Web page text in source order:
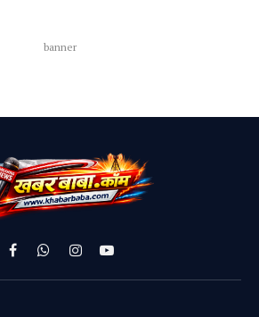
banner
FacebookWhatsApp
InstagramYouTube